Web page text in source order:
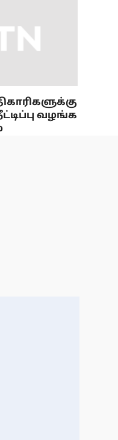
வழங்க